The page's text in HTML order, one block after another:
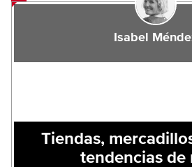
Isabel
Tiendas,
tendencias de